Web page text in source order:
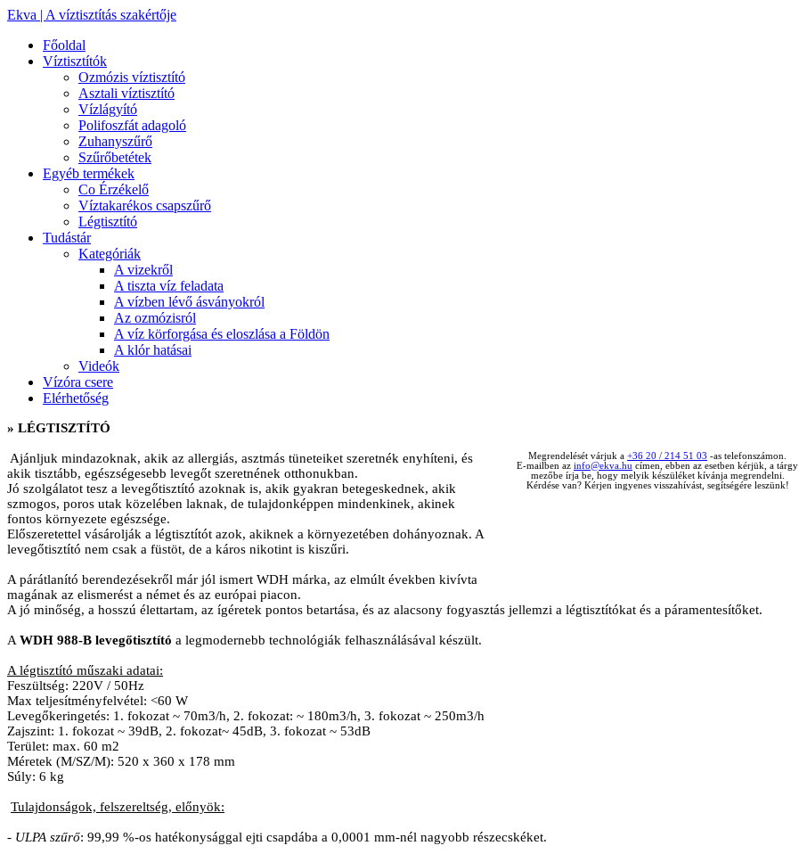
Ekva | A víztisztítás szakértője
Főoldal
Víztisztítók
Ozmózis víztisztító
Asztali víztisztító
Vízlágyító
Polifoszfát adagoló
Zuhanyszűrő
Szűrőbetétek
Egyéb termékek
Co Érzékelő
Víztakarékos csapszűrő
Légtisztító
Tudástár
Kategóriák
A vizekről
A tiszta víz feladata
A vízben lévő ásványokról
Az ozmózisról
A víz körforgása és eloszlása a Földön
A klór hatásai
Videók
Vízóra csere
Elérhetőség
» LÉGTISZTÍTÓ
Ajánljuk mindazoknak, akik az allergiás, asztmás tüneteiket szeretnék enyhíteni, és
akik tisztább, egészségesebb levegőt szeretnének otthonukban.
Jó szolgálatot tesz a levegőtisztító azoknak is, akik gyakran betegeskednek, akik
szmogos, poros utak közelében laknak, de tulajdonképpen mindenkinek, akinek
fontos környezete egészsége.
Előszeretettel vásárolják a légtisztítót azok, akiknek a környezetében dohányoznak. A
levegőtisztító nem csak a füstöt, de a káros nikotint is kiszűri.
A párátlanító berendezésekről már jól ismert WDH márka, az elmúlt években kivívta
magának az elismerést a német és az európai piacon.
Megrendelését várjuk a +36 20 / 214 51 03 -as telefonszámon.
E-mailben az info@ekva.hu címen, ebben az esetben kérjük, a tárgy
mezőbe írja be, hogy melyik készüléket kívánja megrendelni.
Kérdése van? Kérjen ingyenes visszahívást, segítségére leszünk!
A jó minőség, a hosszú élettartam, az ígéretek pontos betartása, és az alacsony fogyasztás jellemzi a légtisztítókat és a páramentesítőket.
A WDH 988-B levegőtisztító a legmodernebb technológiák felhasználásával készült.
A légtisztító műszaki adatai:
Feszültség: 220V / 50Hz
Max teljesítményfelvétel: <60 W
Levegőkeringetés: 1. fokozat ~ 70m3/h, 2. fokozat: ~ 180m3/h, 3. fokozat ~ 250m3/h
Zajszint: 1. fokozat ~ 39dB, 2. fokozat~ 45dB, 3. fokozat ~ 53dB
Terület: max. 60 m2
Méretek (M/SZ/M): 520 x 360 x 178 mm
Súly: 6 kg
Tulajdonságok, felszereltség, előnyök:
- ULPA szűrő: 99,99 %-os hatékonysággal ejti csapdába a 0,0001 mm-nél nagyobb részecskéket.